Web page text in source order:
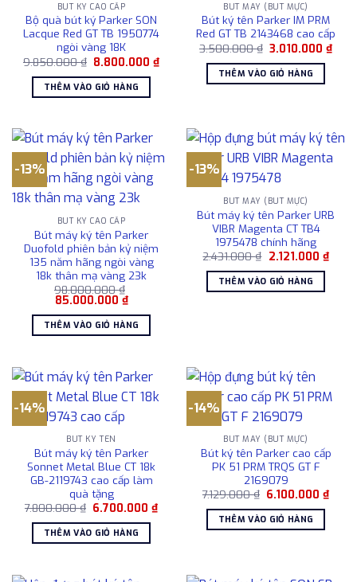
BÚT KÝ CAO CẤP
Bộ quà bút ký Parker SON
Lacque Red GT TB 1950774
ngòi vàng 18K
9.850.000₫ Giá
là:
9.850.000 ₫.
8.800.000₫Giá
hiện
THÊM VÀO GIỎ HÀNG
BÚT MÁY (BÚT MỰC)
Bút ký tên Parker IM PRM
Red GT TB 2143468 cao cấp
3.500.000₫ Giá
là:
3.500.000 ₫.
3.010.000₫Giá
hiện
THÊM VÀO GIỎ HÀNG
-13%
BÚT KÝ CAO CẤP
Bút máy ký tên Parker
Duofold phiên bản kỷ niệm
135 năm hãng ngòi vàng
18k thân mạ vàng 23k
98.000.000₫
Giá
là:
98.000.000 ₫.
85.000.000 ₫Giá
hiện
tại
là:
85.000.000 ₫.
THÊM VÀO GIỎ HÀNG
-13%
BÚT MÁY (BÚT MỰC)
Bút máy ký tên Parker URB
VIBR Magenta CT TB4
1975478 chính hãng
2.431.000₫ Giá
là:
2.431.000 ₫.
2.121.000 ₫Giá
hiện
THÊM VÀO GIỎ HÀNG
-14%
BÚT KÝ TÊN
Bút máy ký tên Parker
Sonnet Metal Blue CT 18k
GB-2119743 cao cấp làm
quà tặng
7.800.000₫ Giá
là:
7.800.000 ₫.
6.700.000₫Giá
THÊM VÀO GIỎ HÀNG
-14%
BÚT MÁY (BÚT MỰC)
Bút ký tên Parker cao cấp
PK 51 PRM TRQS GT F
2169079
7.129.000₫ Giá
là:
7.129.000 ₫.
6.100.000₫Giá
THÊM VÀO GIỎ HÀNG